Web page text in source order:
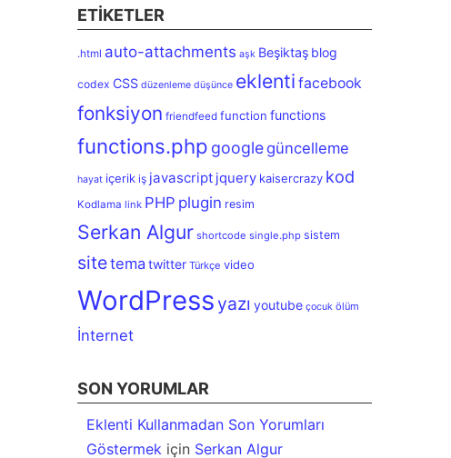
ETIKETLER
.html auto-attachments aşk Beşiktaş blog
codex CSS düzenleme düşünce eklenti facebook
fonksiyon friendfeed function functions
functions.php googlegüncelleme
hayat içerik iş javascript jquery kaisercrazy kod
Kodlama link PHP plugin resim
Serkan Algur shortcode single.php sistem
sitetema twitter Türkçe video
WordPressyazı youtube çocuk ölüm
İnternet
SON YORUMLAR
Eklenti Kullanmadan Son Yorumları
Göstermekiçin Serkan Algur